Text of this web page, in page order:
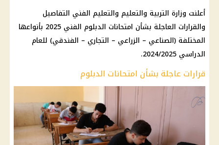
أعلنت وزارة التربية والتعليم والتعليم الفني التفاصيل
والقرارات العاجلة بشأن امتحانات الدبلوم الفني 2025 بأنواعها
المختلفة (الصناعي – الزراعي – التجاري – الفندقي) للعام
الدراسي 2024/2025.
قرارات عاجلة بشأن امتحانات الدبلوم